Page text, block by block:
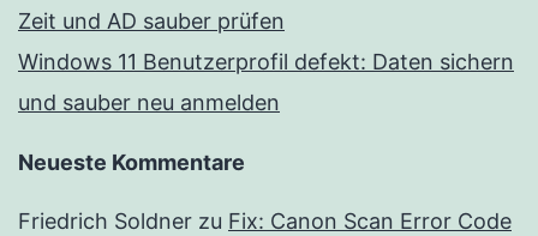
Zeit und AD sauber prüfen
Windows 11 Benutzerprofil defekt: Daten sichern
und sauber neu anmelden
Neueste Kommentare
Friedrich Soldner zu Fix: Canon Scan Error Code